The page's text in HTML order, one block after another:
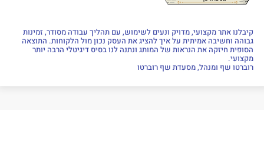
קיבלנו אתר מקצועי, מדויק ונעים לשימוש, עם תהליך עבודה מסודר, זמינות
גבוהה וחשיבה אמיתית על איך להציג את העסק נכון מול הלקוחות. התוצאה
הסופית חיזקה את הנראות של המותג ונתנה לנו בסיס דיגיטלי הרבה יותר
מקצועי.
רוברטו שף ומנהל, מסעדת שף רוברטו